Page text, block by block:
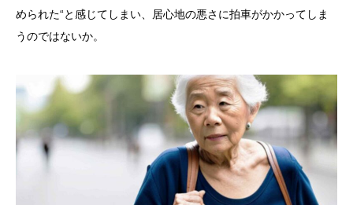
められた“と感じてしまい、居心地の悪さに拍車がかかってしま
うのではないか。